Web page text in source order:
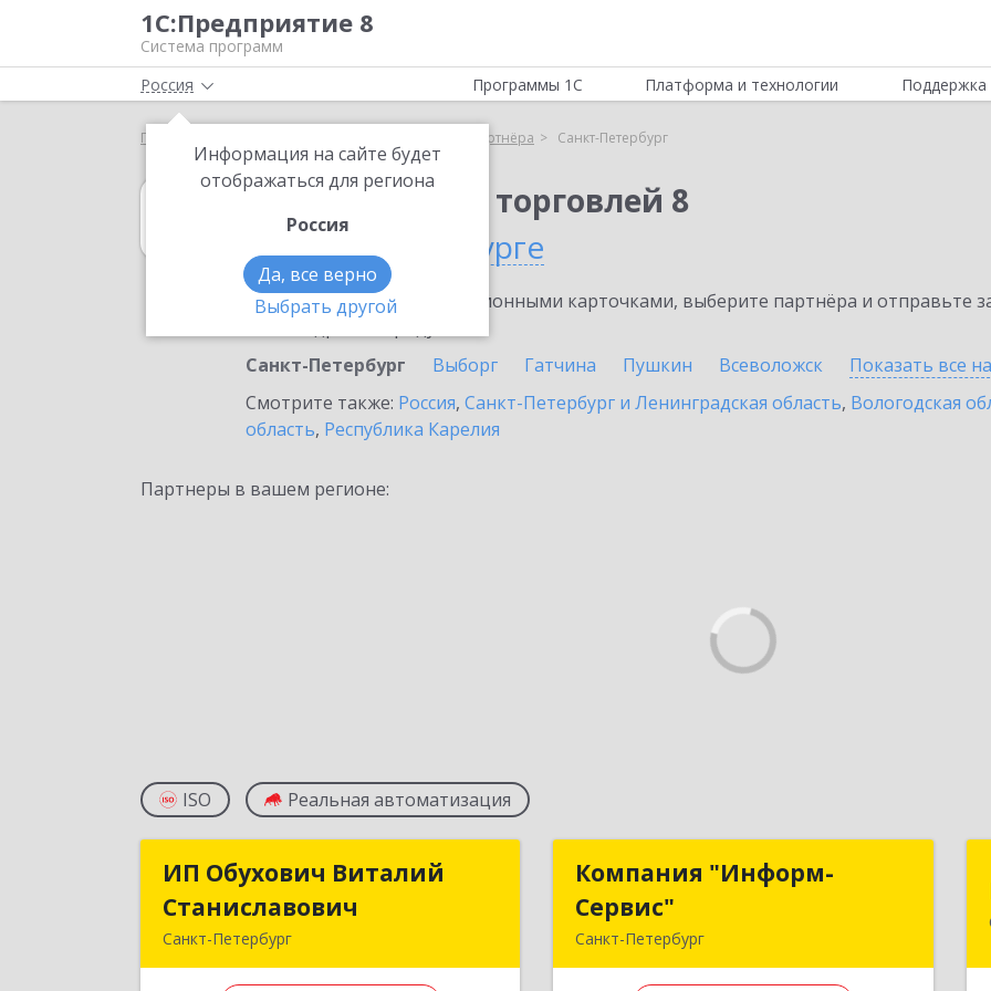
1С:Предприятие 8
Система программ
Россия
Информация на сайте будет
отображаться для региона
Россия
Да, все верно
Выбрать другой
Программы 1С Платформа и технологии Поддержка
Главная Выбор партнёра Санкт-Петербург
1С:Управление торговлей 8
в Санкт-Петербурге
Ознакомьтесь с информационными карточками, выберите партнёра и отправьте
Санкт-Петербург
Выборг Гатчина Пушкин Всеволожск Показать все
Смотрите также: Россия, Санкт-Петербург и Ленинградская область, Вологодская
область, Республика Карелия
Партнеры в вашем регионе:
ISO Реальная автоматизация
ИП Обухович Виталий
Станиславович
Санкт-Петербург
ИП Обухович Виталий
Станиславович
Компания "Информ-
Сервис"
Санкт-Петербург
Компания "Информ-